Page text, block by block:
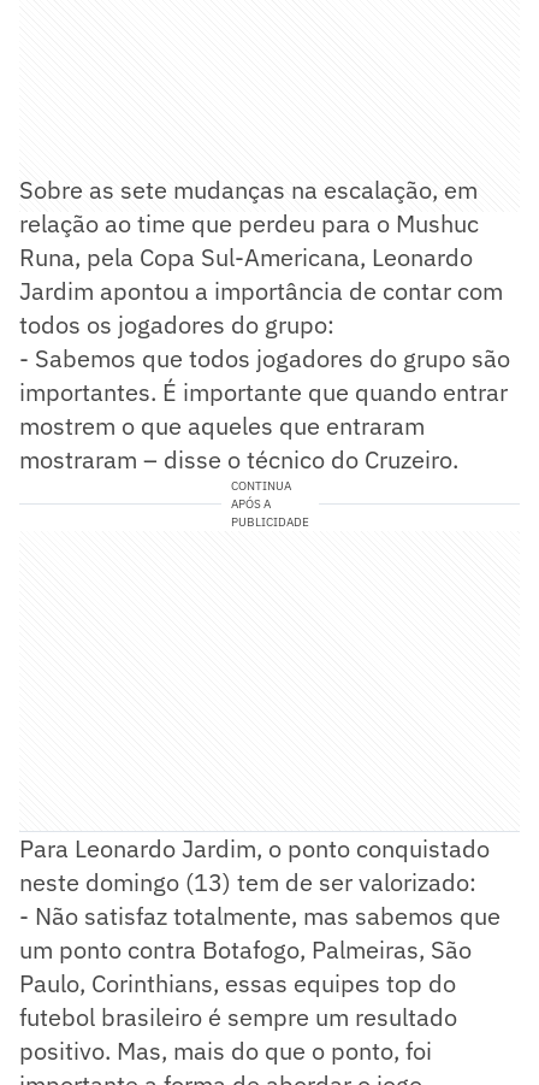
Sobre as sete mudanças na escalação, em
relação ao time que perdeu para o Mushuc
Runa, pela Copa Sul-Americana, Leonardo
Jardim apontou a importância de contar com
todos os jogadores do grupo:
- Sabemos que todos jogadores do grupo são
importantes. É importante que quando entrar
mostrem o que aqueles que entraram
mostraram – disse o técnico do Cruzeiro.
CONTINUA
APÓS A
PUBLICIDADE
Para Leonardo Jardim, o ponto conquistado
neste domingo (13) tem de ser valorizado:
- Não satisfaz totalmente, mas sabemos que
um ponto contra Botafogo, Palmeiras, São
Paulo, Corinthians, essas equipes top do
futebol brasileiro é sempre um resultado
positivo. Mas, mais do que o ponto, foi